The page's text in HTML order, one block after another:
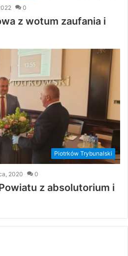
0
z wotum zaufania i
Piotrków Trybunalski
2020 0
z absolutorium i